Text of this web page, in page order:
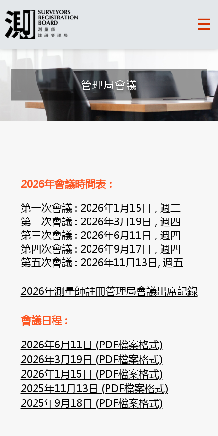
管理局會議
2026年會議時間表：
第一次會議 : 2026年1月15日 , 週二
第二次會議 : 2026年3月19日 , 週四
第三次會議 : 2026年6月11日 , 週四
第四次會議 : 2026年9月17日 , 週四
第五次會議 : 2026年11月13日, 週五
2026年測量師註冊管理局會議出席記錄
會議日程 :
2026年6月11日 (PDF檔案格式)
2026年3月19日 (PDF檔案格式)
2026年1月15日 (PDF檔案格式)
2025年11月13日 (PDF檔案格式)
2025年9月18日 (PDF檔案格式)